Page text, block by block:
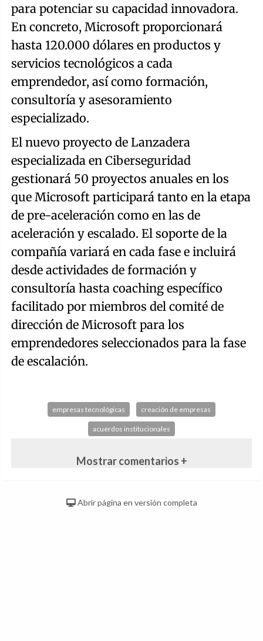
para potenciar su capacidad innovadora.
En concreto, Microsoft proporcionará
hasta 120.000 dólares en productos y
servicios tecnológicos a cada
emprendedor, así como formación,
consultoría y asesoramiento
especializado.
El nuevo proyecto de Lanzadera
especializada en Ciberseguridad
gestionará 50 proyectos anuales en los
que Microsoft participará tanto en la etapa
de pre-aceleración como en las de
aceleración y escalado. El soporte de la
compañía variará en cada fase e incluirá
desde actividades de formación y
consultoría hasta coaching específico
facilitado por miembros del comité de
dirección de Microsoft para los
emprendedores seleccionados para la fase
de escalación.
empresas tecnológicas creación de empresas
acuerdos institucionales
Mostrar comentarios +
Abrir página en versión completa